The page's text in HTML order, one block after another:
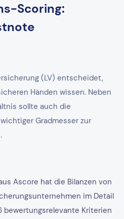
Scoring:
(LV) entscheidet,
Händen wissen. Neben
sollte auch die
Gradmesser zur
Ascore hat die Bilanzen von
im Detail
bewertungsrelevante Kriterien